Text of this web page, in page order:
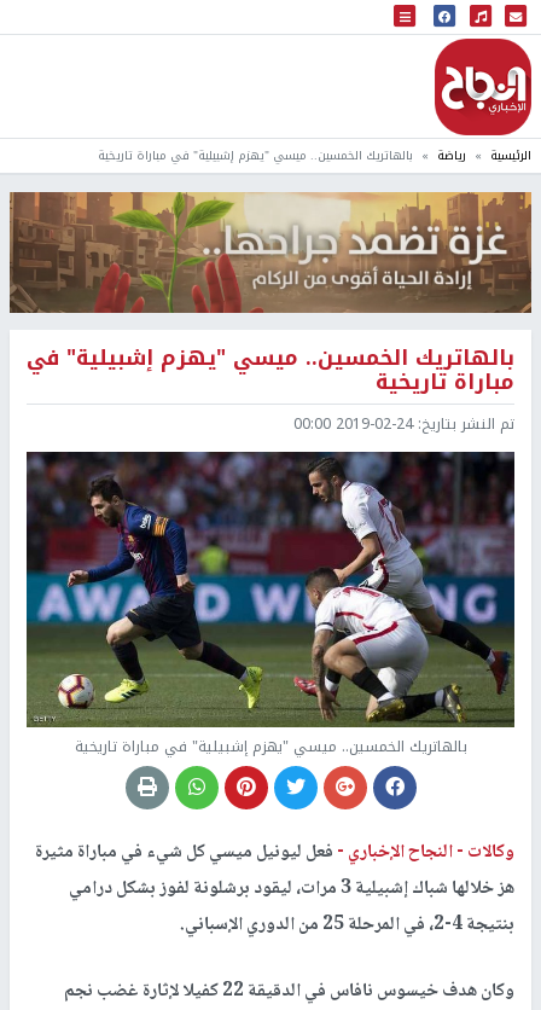
البث المباشر
إذاعة النجاح
الرئيسية رياضة بالهاتريك الخمسين.. ميسي "يهزم إشبيلية" في مباراة تاريخية
بالهاتريك الخمسين.. ميسي "يهزم إشبيلية" في
مباراة تاريخية
تم النشر بتاريخ:2019-02-24 00:00
بالهاتريك الخمسين.. ميسي "يهزم إشبيلية" في مباراة تاريخية
وكالات -النجاح الإخباري -فعل ليونيل ميسي كل شيء في مباراة مثيرة
هز خلالها شباك إشبيلية 3 مرات، ليقود برشلونة لفوز بشكل درامي
بنتيجة 4-2، في المرحلة 25 من الدوري الإسباني.
وكان هدف خيسوس نافاس في الدقيقة 22 كفيلا لإثارة غضب نجم